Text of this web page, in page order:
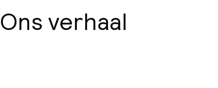
Ons verhaal